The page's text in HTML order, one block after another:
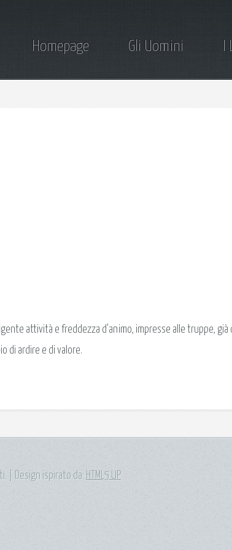
Homepage Gli Uomini
attività e freddezza d'animo, impresse alle truppe,
di ardire e di valore.
| Design ispirato da: HTML5 UP